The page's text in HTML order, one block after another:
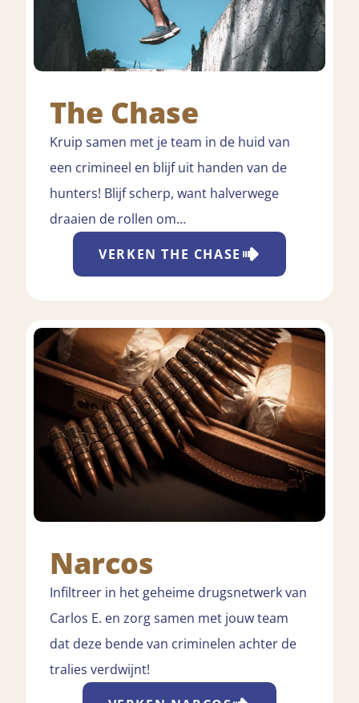
The Chase
Kruip samen met je team in de huid van
een crimineel en blijf uit handen van de
hunters! Blijf scherp, want halverwege
draaien de rollen om…
VERKENTHE CHASE
Narcos
Infiltreer in het geheime drugsnetwerk van
Carlos E. en zorg samen met jouw team
dat deze bende van criminelen achter de
tralies verdwijnt!